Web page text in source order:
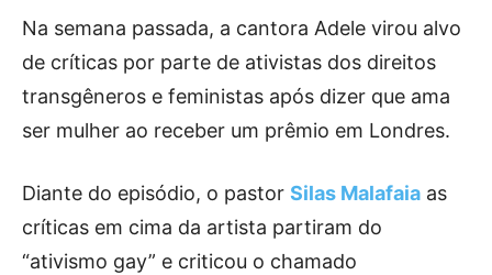
Na semana passada, a cantora Adele virou alvo
de críticas por parte de ativistas dos direitos
transgêneros e feministas após dizer que ama
ser mulher ao receber um prêmio em Londres.
Diante do episódio, o pastor Silas Malafaia as
críticas em cima da artista partiram do
“ativismo gay” e criticou o chamado